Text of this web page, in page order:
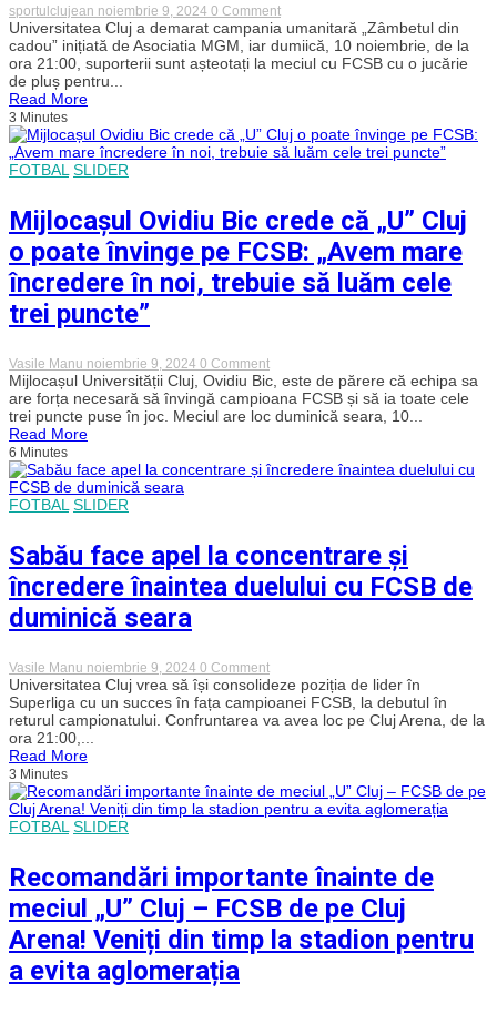
sportulclujean noiembrie 9, 2024 0 Commenton
Fanii
lui
„U”
Cluj
o
jucărie
de
meciul
cu
FCSB
pentru
nevoiași
Universitatea Cluj a demarat campania umanitară „Zâmbetul din
cadou” inițiată de Asociatia MGM, iar dumiică, 10 noiembrie, de la
ora 21:00, suporterii sunt așteotați la meciul cu FCSB cu o jucărie
de pluș pentru...
Read More
3 Minutes
FOTBAL SLIDER
Mijlocașul Ovidiu Bic crede că „U” Cluj
o poate învinge pe FCSB: „Avem mare
încredere în noi, trebuie să luăm cele
trei puncte”
Vasile Manu noiembrie 9, 2024 0 Commenton
Mijlocașul
Ovidiu
Bic
crede
Cluj
FCSB:
„Avem
mare
încredere
luăm
cele
trei
puncte”
Mijlocașul Universității Cluj, Ovidiu Bic, este de părere că echipa sa
are forța necesară să învingă campioana FCSB și să ia toate cele
trei puncte puse în joc. Meciul are loc duminică seara, 10...
Read More
6 Minutes
FOTBAL SLIDER
Sabău face apel la concentrare și
încredere înaintea duelului cu FCSB de
duminică seara
Vasile Manu noiembrie 9, 2024 0 Commenton
Sabău
face
apel
la
înaintea
duelului
cu
duminică
seara
Universitatea Cluj vrea să își consolideze poziția de lider în
Superliga cu un succes în fața campioanei FCSB, la debutul în
returul campionatului. Confruntarea va avea loc pe Cluj Arena, de la
ora 21:00,...
Read More
3 Minutes
FOTBAL SLIDER
Recomandări importante înainte de
meciul „U” Cluj – FCSB de pe Cluj
Arena! Veniți din timp la stadion pentru
a evita aglomerația